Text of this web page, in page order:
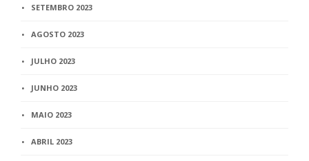
SETEMBRO 2023
AGOSTO 2023
JULHO 2023
JUNHO 2023
MAIO 2023
ABRIL 2023